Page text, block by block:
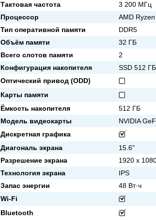
Тактовая частота
3 200 МГц
Процессор
AMD Ryzen
Тип оперативной памяти
DDR5
Объём памяти
32 ГБ
Всего слотов памяти
2
Конфигурация накопителя
SSD 512 ГБ
Оптический привод (ODD)
Карты памяти
Ёмкость накопителя
512 ГБ
Модель видеокарты
NVIDIA
Дискретная графика
Диагональ экрана
15.6"
Разрешение экрана
1920 x
Технология экрана
IPS
Запас энергии
48 Вт·ч
Wi-Fi
Bluetooth